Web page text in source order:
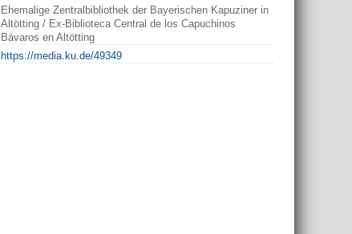
Ehemalige Zentralbibliothek der Bayerischen Kapuziner in
Altötting / Ex-Biblioteca Central de los Capuchinos
Bávaros en Altötting
https://media.ku.de/49349